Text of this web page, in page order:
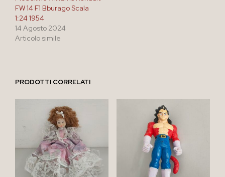
FW 14 F1 Bburago Scala
1:24 1954
14 Agosto 2024
Articolo simile
PRODOTTI CORRELATI